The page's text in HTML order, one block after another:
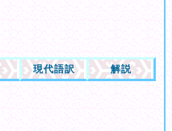
現代語訳 解説